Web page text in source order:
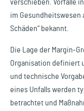
verschieben. Vorfälle
im Gesundheitswesen
Schäden“ bekannt.
Die Lage der Margin-
Organisation definiert
und technische
eines Unfalls werden
betrachtet und